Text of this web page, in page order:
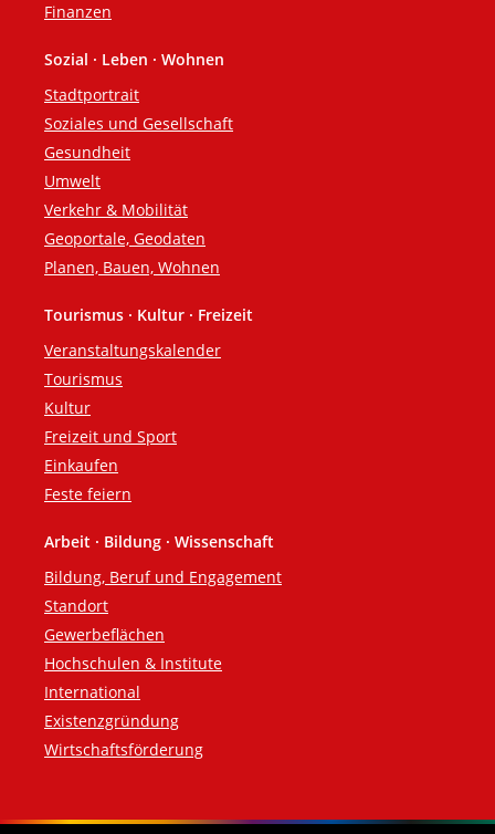
Finanzen
Sozial · Leben · Wohnen
Stadtportrait
Soziales und Gesellschaft
Gesundheit
Umwelt
Verkehr & Mobilität
Geoportale, Geodaten
Planen, Bauen, Wohnen
Tourismus · Kultur · Freizeit
Veranstaltungskalender
Tourismus
Kultur
Freizeit und Sport
Einkaufen
Feste feiern
Arbeit · Bildung · Wissenschaft
Bildung, Beruf und Engagement
Standort
Gewerbeflächen
Hochschulen & Institute
International
Existenzgründung
Wirtschaftsförderung